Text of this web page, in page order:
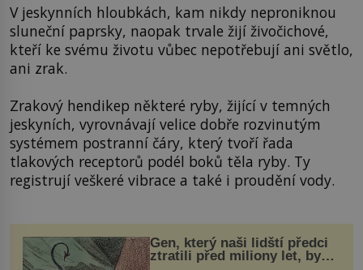
V jeskynních hloubkách, kam nikdy neproniknou
sluneční paprsky, naopak trvale žijí živočichové,
kteří ke svému životu vůbec nepotřebují ani světlo,
ani zrak.
Zrakový hendikep některé ryby, žijící v temných
jeskyních, vyrovnávají velice dobře rozvinutým
systémem postranní čáry, který tvoří řada
tlakových receptorů podél boků těla ryby. Ty
registrují veškeré vibrace a také i proudění vody.
Gen, který naši lidští předci
ztratili před miliony let, by